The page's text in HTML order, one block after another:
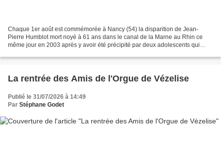
Chaque 1er août est commémorée à Nancy (54) la disparition de Jean-
Pierre Humblot mort noyé à 61 ans dans le canal de la Marne au Rhin ce
même jour en 2003 après y avoir été précipité par deux adolescents qui
La rentrée des Amis de l'Orgue de Vézelise
Publié le 31/07/2026 à 14:49
Par Stéphane Godet